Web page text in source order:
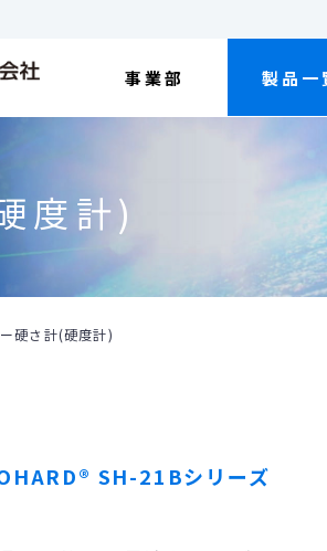
事業部 製品一
度計)
硬さ計(硬度計)
SH-21Bシリーズ